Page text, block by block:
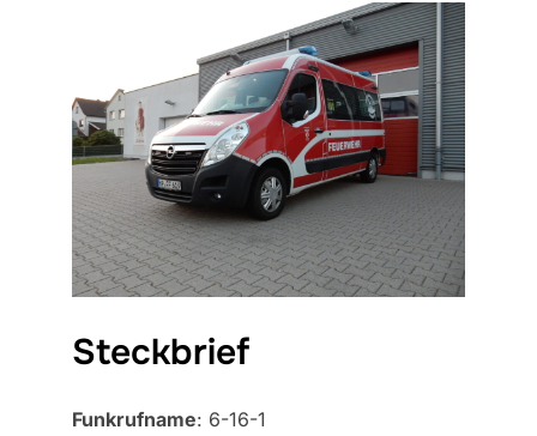
Steckbrief
Funkrufname: 6-16-1